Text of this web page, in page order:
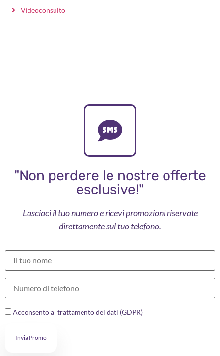
Videoconsulto
"Non perdere le nostre offerte
esclusive!"
Lasciaci il tuo numero e ricevi promozioni riservate
direttamente sul tuo telefono.
Acconsento al trattamento dei dati (GDPR)
Invia Promo